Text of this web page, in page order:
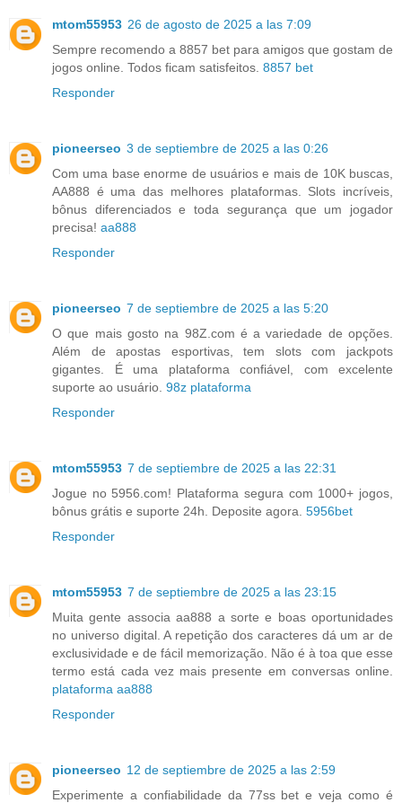
mtom55953 26 de agosto de 2025 a las 7:09
Sempre recomendo a 8857 bet para amigos que gostam de
jogos online. Todos ficam satisfeitos. 8857 bet
Responder
pioneerseo 3 de septiembre de 2025 a las 0:26
Com uma base enorme de usuários e mais de 10K buscas,
AA888 é uma das melhores plataformas. Slots incríveis,
bônus diferenciados e toda segurança que um jogador
precisa! aa888
Responder
pioneerseo 7 de septiembre de 2025 a las 5:20
O que mais gosto na 98Z.com é a variedade de opções.
Além de apostas esportivas, tem slots com jackpots
gigantes. É uma plataforma confiável, com excelente
suporte ao usuário. 98z plataforma
Responder
mtom55953 7 de septiembre de 2025 a las 22:31
Jogue no 5956.com! Plataforma segura com 1000+ jogos,
bônus grátis e suporte 24h. Deposite agora. 5956bet
Responder
mtom55953 7 de septiembre de 2025 a las 23:15
Muita gente associa aa888 a sorte e boas oportunidades
no universo digital. A repetição dos caracteres dá um ar de
exclusividade e de fácil memorização. Não é à toa que esse
termo está cada vez mais presente em conversas online.
plataforma aa888
Responder
pioneerseo 12 de septiembre de 2025 a las 2:59
Experimente a confiabilidade da 77ss bet e veja como é